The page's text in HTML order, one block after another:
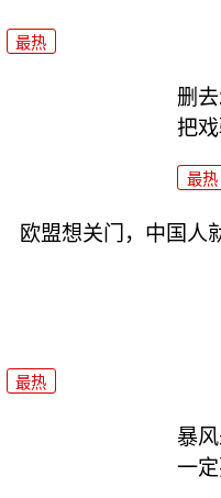
最热
删
把
最热
欧盟想关门，中国人
最热
暴
一